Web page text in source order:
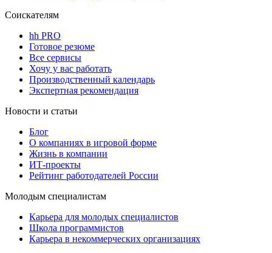
Соискателям
hh PRO
Готовое резюме
Все сервисы
Хочу у вас работать
Производственный календарь
Экспертная рекомендация
Новости и статьи
Блог
О компаниях в игровой форме
Жизнь в компании
ИТ-проекты
Рейтинг работодателей России
Молодым специалистам
Карьера для молодых специалистов
Школа программистов
Карьера в некоммерческих организациях